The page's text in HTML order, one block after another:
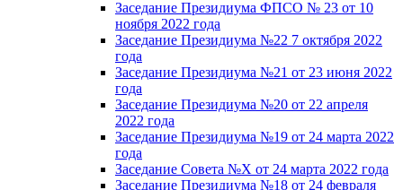
Заседание Президиума ФПСО № 23 от 10
ноября 2022 года
Заседание Президиума №22 7 октября 2022
года
Заседание Президиума №21 от 23 июня 2022
года
Заседание Президиума №20 от 22 апреля
2022 года
Заседание Президиума №19 от 24 марта 2022
года
Заседание Совета №X от 24 марта 2022 года
Заседание Президиума №18 от 24 февраля